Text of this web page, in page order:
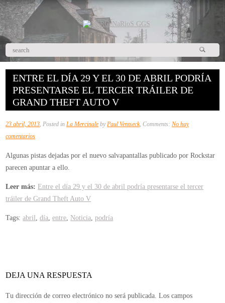
ENTRE EL DÍA 29 Y EL 30 DE ABRIL PODRÍA
PRESENTARSE EL TERCER TRÁILER DE
GRAND THEFT AUTO V
23 abril, 2013, Posted inLa Mercinale byPaul Ventseck, Comments:No hay
comentariosen
el
día
29
y
30
tercer
Algunas pistas dejadas por el nuevo salvapantallas publicado por Rockstar
parecen apuntar a ello.
Leer más: Entre el día 29 y el 30 de abril podría presentarse el tercer
tráiler de Grand Theft Auto V
Tags:abril ,día,entre, Noticia,podría
DEJA UNA RESPUESTA
Tu dirección de correo electrónico no será publicada. Los campos